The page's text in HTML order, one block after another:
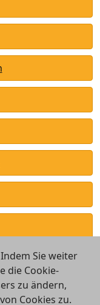
GmbH
Sie weiter
die Cookie-
zu ändern,
Cookies zu.